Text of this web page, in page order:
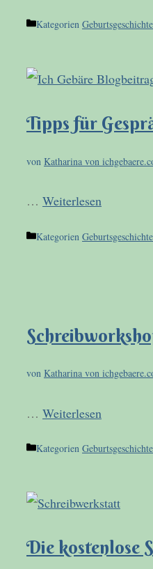
Kategorien
Tipps für
von Katharina von
… Weiterlesen
Kategorien
von Katharina von
… Weiterlesen
Kategorien
Die kostenlose